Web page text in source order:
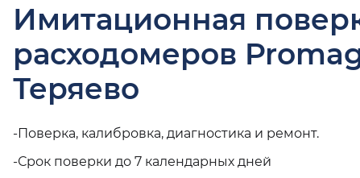
Имитационная
расходомеров
Теряево
-Поверка, калибровка, диагностика и ремонт.
-Срок поверки до 7 календарных дней